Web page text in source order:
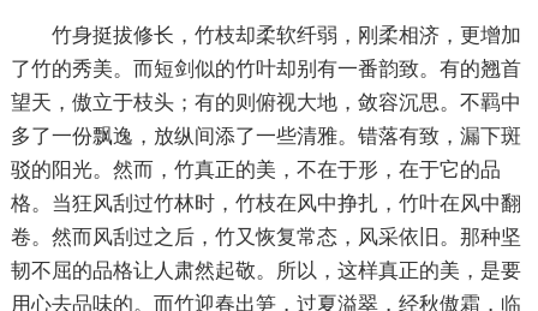
竹身挺拔修长，竹枝却柔软纤弱，刚柔相济，更增加
了竹的秀美。而短剑似的竹叶却别有一番韵致。有的翘首
望天，傲立于枝头；有的则俯视大地，敛容沉思。不羁中
多了一份飘逸，放纵间添了一些清雅。错落有致，漏下斑
驳的阳光。然而，竹真正的美，不在于形，在于它的品
格。当狂风刮过竹林时，竹枝在风中挣扎，竹叶在风中翻
卷。然而风刮过之后，竹又恢复常态，风采依旧。那种坚
韧不屈的品格让人肃然起敬。所以，这样真正的美，是要
用心去品味的。而竹迎春出笋，过夏溢翠，经秋傲霜，临